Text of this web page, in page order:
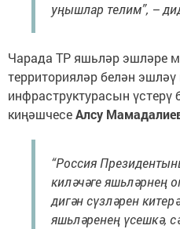
уңышлар телим”, –
Чарада ТР яшьләр эшләре
территорияләр белән
инфраструктурасын үстерү
киңәшчесеАлсу
“Россия
киләчәге яшьләрнең
дигән сүзләрен
яшьләренең үсешкә,